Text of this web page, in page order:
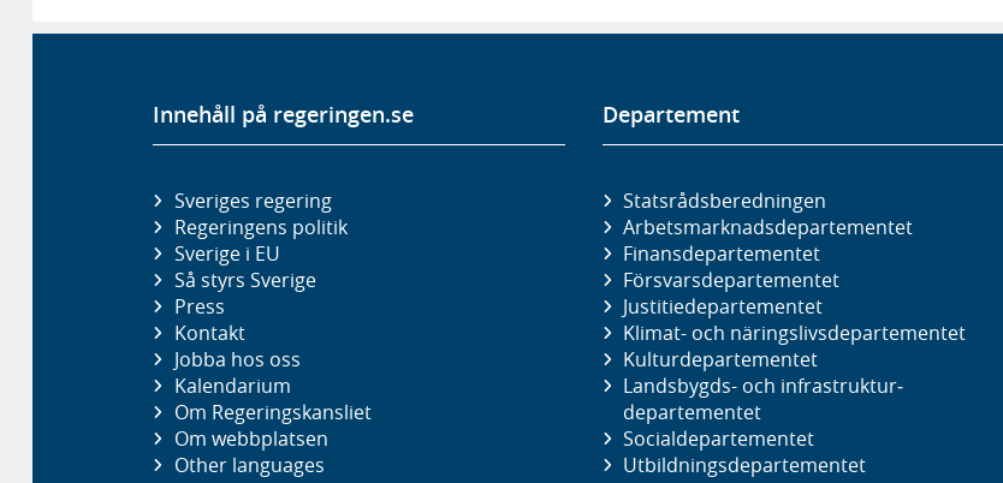
Innehåll på regeringen.se
Sveriges regering
Regeringens politik
Sverige i EU
Så styrs Sverige
Press
Kontakt
Jobba hos oss
Kalendarium
Om Regeringskansliet
Om webbplatsen
Other languages
Departement
Statsrådsberedningen
Arbetsmarknads­departementet
Finans­departementet
Försvars­departementet
Justitie­departementet
Klimat- och näringslivs­departementet
Kultur­departementet
Landsbygds- och infrastruktur­
departementet
Social­departementet
Utbildnings­departementet